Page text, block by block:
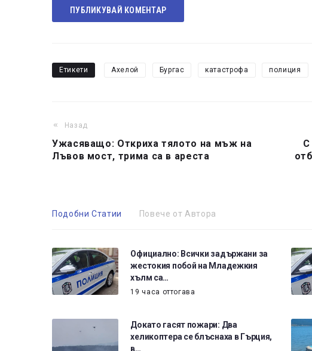
ПУБЛИКУВАЙ КОМЕНТАР
Етикети Ахелой Бургас катастрофа полиция
Назад
Ужасяващо: Откриха тялото на мъж на
Лъвов мост, трима са в ареста
С
Подобни Статии Повече от Автора
Официално: Всички задържани за
жестокия побой на Младежкия
хълм са…
19 часа оттогава
Докато гасят пожари: Два
хеликоптера се блъснаха в Гърция,
в…